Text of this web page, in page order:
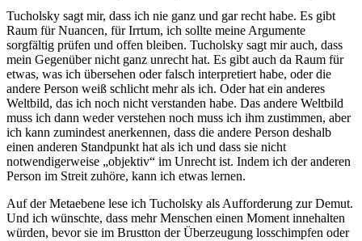
Tucholsky sagt mir, dass ich nie ganz und gar recht habe. Es gibt
Raum für Nuancen, für Irrtum, ich sollte meine Argumente
sorgfältig prüfen und offen bleiben. Tucholsky sagt mir auch, dass
mein Gegenüber nicht ganz unrecht hat. Es gibt auch da Raum für
etwas, was ich übersehen oder falsch interpretiert habe, oder die
andere Person weiß schlicht mehr als ich. Oder hat ein anderes
Weltbild, das ich noch nicht verstanden habe. Das andere Weltbild
muss ich dann weder verstehen noch muss ich ihm zustimmen, aber
ich kann zumindest anerkennen, dass die andere Person deshalb
einen anderen Standpunkt hat als ich und dass sie nicht
notwendigerweise „objektiv“ im Unrecht ist. Indem ich der anderen
Person im Streit zuhöre, kann ich etwas lernen.
Auf der Metaebene lese ich Tucholsky als Aufforderung zur Demut.
Und ich wünschte, dass mehr Menschen einen Moment innehalten
würden, bevor sie im Brustton der Überzeugung losschimpfen oder